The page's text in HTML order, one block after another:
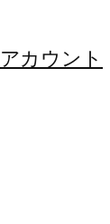
アカウント